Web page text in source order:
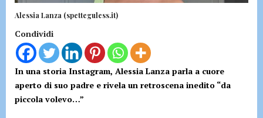
Alessia Lanza (spetteguless.it)
Condividi
In una storia Instagram, Alessia Lanza parla a cuore
aperto di suo padre e rivela un retroscena inedito “da
piccola volevo…”